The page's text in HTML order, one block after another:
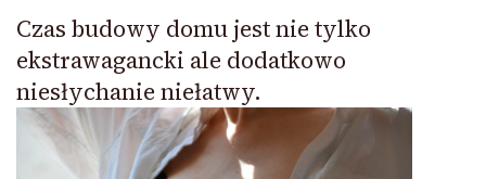
Czas budowy domu jest nie tylko
ekstrawagancki ale dodatkowo
niesłychanie niełatwy.